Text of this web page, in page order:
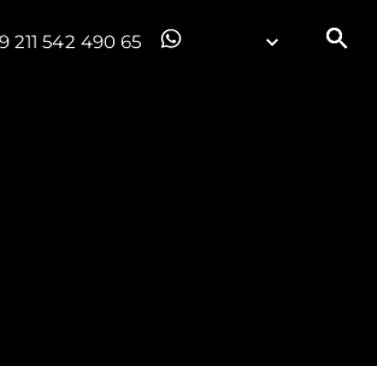
211 542 490 65